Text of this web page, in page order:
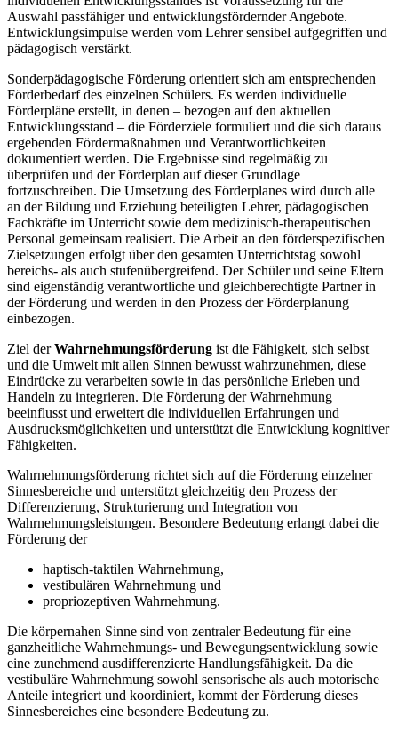
Auswahl passfähiger und entwicklungsfördernder Angebote.
Entwicklungsimpulse werden vom Lehrer sensibel aufgegriffen und
pädagogisch verstärkt.
Sonderpädagogische Förderung orientiert sich am entsprechenden
Förderbedarf des einzelnen Schülers. Es werden individuelle
Förderpläne erstellt, in denen – bezogen auf den aktuellen
Entwicklungsstand – die Förderziele formuliert und die sich daraus
ergebenden Fördermaßnahmen und Verantwortlichkeiten
dokumentiert werden. Die Ergebnisse sind regelmäßig zu
überprüfen und der Förderplan auf dieser Grundlage
fortzuschreiben. Die Umsetzung des Förderplanes wird durch alle
an der Bildung und Erziehung beteiligten Lehrer, pädagogischen
Fachkräfte im Unterricht sowie dem medizinisch-therapeutischen
Personal gemeinsam realisiert. Die Arbeit an den förderspezifischen
Zielsetzungen erfolgt über den gesamten Unterrichtstag sowohl
bereichs- als auch stufenübergreifend. Der Schüler und seine Eltern
sind eigenständig verantwortliche und gleichberechtigte Partner in
der Förderung und werden in den Prozess der Förderplanung
einbezogen.
Ziel derWahrnehmungsförderung ist die Fähigkeit, sich selbst
und die Umwelt mit allen Sinnen bewusst wahrzunehmen, diese
Eindrücke zu verarbeiten sowie in das persönliche Erleben und
Handeln zu integrieren. Die Förderung der Wahrnehmung
beeinflusst und erweitert die individuellen Erfahrungen und
Ausdrucksmöglichkeiten und unterstützt die Entwicklung kognitiver
Fähigkeiten.
Wahrnehmungsförderung richtet sich auf die Förderung einzelner
Sinnesbereiche und unterstützt gleichzeitig den Prozess der
Differenzierung, Strukturierung und Integration von
Wahrnehmungsleistungen. Besondere Bedeutung erlangt dabei die
Förderung der
haptisch-taktilen Wahrnehmung,
vestibulären Wahrnehmung und
propriozeptiven Wahrnehmung.
Die körpernahen Sinne sind von zentraler Bedeutung für eine
ganzheitliche Wahrnehmungs- und Bewegungsentwicklung sowie
eine zunehmend ausdifferenzierte Handlungsfähigkeit. Da die
vestibuläre Wahrnehmung sowohl sensorische als auch motorische
Anteile integriert und koordiniert, kommt der Förderung dieses
Sinnesbereiches eine besondere Bedeutung zu.